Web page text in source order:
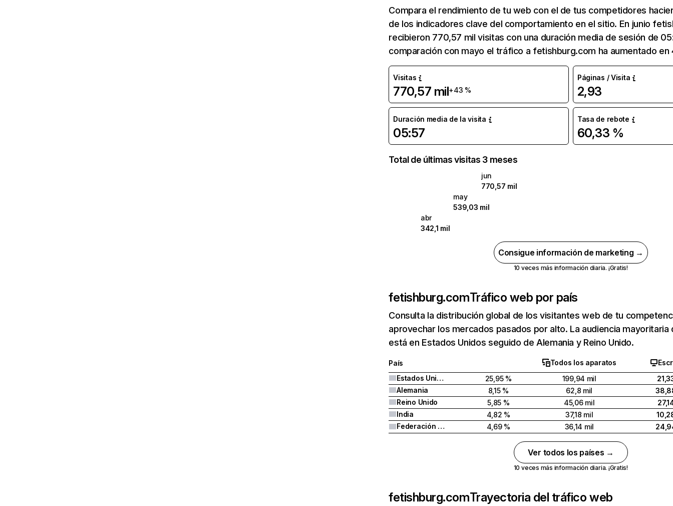
Compara el rendimiento de tu web con el de tus competidores
de los indicadores clave del comportamiento en el sitio. En junio
recibieron 770,57 mil visitas con una duración media de sesión de
comparación con mayo el tráfico a fetishburg.com ha aumentado en
Visitas
770,57 mil+43 %
Páginas / Visita
2,93
Duración media de la visita
05:57
Tasa de rebote
60,33 %
Total de últimas visitas 3 meses
jun
770,57 mil
may
539,03 mil
abr
342,1 mil
Consigue información de marketing →
10 veces más información diaria. ¡Gratis!
fetishburg.comTráfico web por país
Consulta la distribución global de los visitantes web de tu
aprovechar los mercados pasados por alto. La audiencia mayoritaria
está en Estados Unidos seguido de Alemania y Reino Unido.
País Todos los aparatos
Estados Unidos
25,95 % 199,94 mil
Alemania
8,15 % 62,8 mil
Reino Unido
5,85 % 45,06 mil
India
4,82 % 37,18 mil
Federación Rusa
4,69 % 36,14 mil
Ver todos los países →
10 veces más información diaria. ¡Gratis!
fetishburg.comTrayectoria del tráfico web